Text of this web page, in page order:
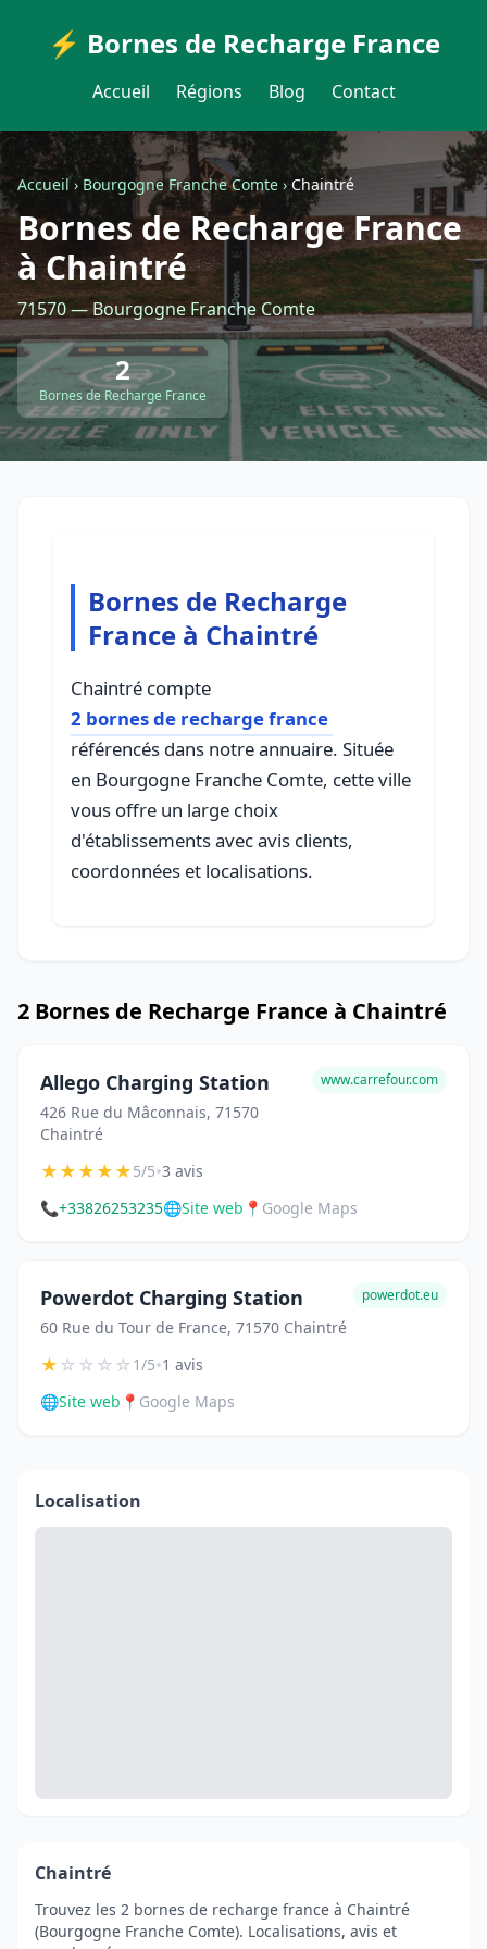
⚡ Bornes de Recharge France
Accueil Régions Blog Contact
Accueil›Bourgogne Franche Comte ›Chaintré
Bornes de Recharge France
à Chaintré
71570 — Bourgogne Franche Comte
2
Bornes de Recharge France
Bornes de Recharge
France à Chaintré
Chaintré compte
2 bornes de recharge france
référencés dans notre annuaire. Située
en Bourgogne Franche Comte, cette ville
vous offre un large choix
d'établissements avec avis clients,
coordonnées et localisations.
2 Bornes de Recharge France à Chaintré
Allego Charging Station
426 Rue du Mâconnais, 71570
Chaintré
www.carrefour.com
★★★★★5/5•3 avis
📞+33826253235🌐Site web 📍 Google Maps
Powerdot Charging Station
60 Rue du Tour de France, 71570 Chaintré
powerdot.eu
★☆☆☆☆1/5•1 avis
🌐Site web 📍 Google Maps
Localisation
Chaintré
Trouvez les 2 bornes de recharge france à Chaintré
(Bourgogne Franche Comte). Localisations, avis et